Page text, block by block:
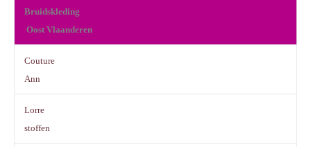
Bruidskleding
Oost Vlaanderen
Couture
Ann
Lorre
stoffen